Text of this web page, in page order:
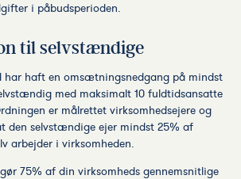
i påbudsperioden.
til selvstændige
har haft en omsætningsnedgang på mindst
med maksimalt 10 fuldtidsansatte
er målrettet virksomhedsejere og
den selvstændige ejer mindst 25% af
arbejder i virksomheden.
75% af din virksomheds gennemsnitlige